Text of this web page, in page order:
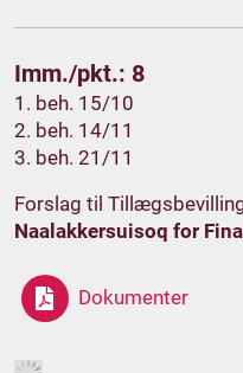
Imm./pkt.: 8
1. beh. 15/10
2. beh. 14/11
3. beh. 21/11
Forslag til
Naalakkersuisoq for
Dokumenter